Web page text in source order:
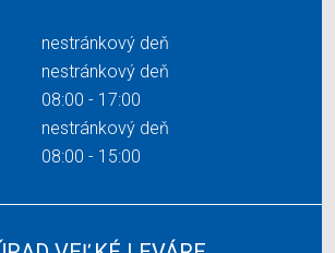
nestránkový deň
nestránkový deň
08:00 - 17:00
nestránkový deň
08:00 - 15:00